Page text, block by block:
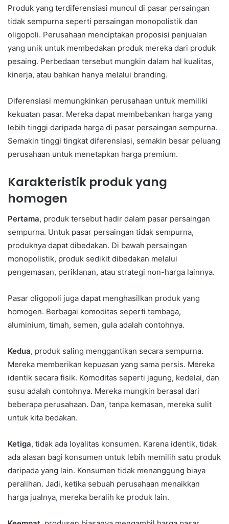
Produk yang terdiferensiasi muncul di pasar persaingan
tidak sempurna seperti persaingan monopolistik dan
oligopoli. Perusahaan menciptakan proposisi penjualan
yang unik untuk membedakan produk mereka dari produk
pesaing. Perbedaan tersebut mungkin dalam hal kualitas,
kinerja, atau bahkan hanya melalui branding.
Diferensiasi memungkinkan perusahaan untuk memiliki
kekuatan pasar. Mereka dapat membebankan harga yang
lebih tinggi daripada harga di pasar persaingan sempurna.
Semakin tinggi tingkat diferensiasi, semakin besar peluang
perusahaan untuk menetapkan harga premium.
Karakteristik produk yang
homogen
Pertama, produk tersebut hadir dalam pasar persaingan
sempurna. Untuk pasar persaingan tidak sempurna,
produknya dapat dibedakan. Di bawah persaingan
monopolistik, produk sedikit dibedakan melalui
pengemasan, periklanan, atau strategi non-harga lainnya.
Pasar oligopoli juga dapat menghasilkan produk yang
homogen. Berbagai komoditas seperti tembaga,
aluminium, timah, semen, gula adalah contohnya.
Kedua, produk saling menggantikan secara sempurna.
Mereka memberikan kepuasan yang sama persis. Mereka
identik secara fisik. Komoditas seperti jagung, kedelai, dan
susu adalah contohnya. Mereka mungkin berasal dari
beberapa perusahaan. Dan, tanpa kemasan, mereka sulit
untuk kita bedakan.
Ketiga, tidak ada loyalitas konsumen. Karena identik, tidak
ada alasan bagi konsumen untuk lebih memilih satu produk
daripada yang lain. Konsumen tidak menanggung biaya
peralihan. Jadi, ketika sebuah perusahaan menaikkan
harga jualnya, mereka beralih ke produk lain.